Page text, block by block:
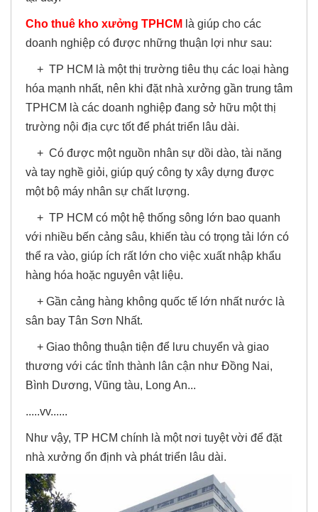
Cho thuê kho xưởng TPHCM là giúp cho các
doanh nghiệp có được những thuận lợi như sau:
+ TP HCM là một thị trường tiêu thụ các loại hàng
hóa mạnh nhất, nên khi đặt nhà xưởng gần trung tâm
TPHCM là các doanh nghiệp đang sở hữu một thị
trường nội địa cực tốt để phát triển lâu dài.
+ Có được một nguồn nhân sự dồi dào, tài năng
và tay nghề giỏi, giúp quý công ty xây dựng được
một bộ máy nhân sự chất lượng.
+ TP HCM có một hệ thống sông lớn bao quanh
với nhiều bến cảng sâu, khiến tàu có trọng tải lớn có
thể ra vào, giúp ích rất lớn cho việc xuất nhập khẩu
hàng hóa hoặc nguyên vật liệu.
+ Gần cảng hàng không quốc tế lớn nhất nước là
sân bay Tân Sơn Nhất.
+ Giao thông thuận tiện để lưu chuyển và giao
thương với các tỉnh thành lân cận như Đồng Nai,
Bình Dương, Vũng tàu, Long An...
.....vv......
Như vậy, TP HCM chính là một nơi tuyệt vời để đặt
nhà xưởng ổn định và phát triển lâu dài.